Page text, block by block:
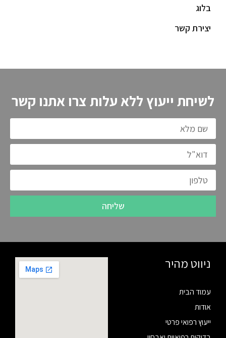
בלוג
יצירת קשר
לשיחת ייעוץ ללא עלות צרו אתנו קשר
שליחה
ניווט מהיר
עמוד הבית
אודות
ייעוץ רפואי פרטי